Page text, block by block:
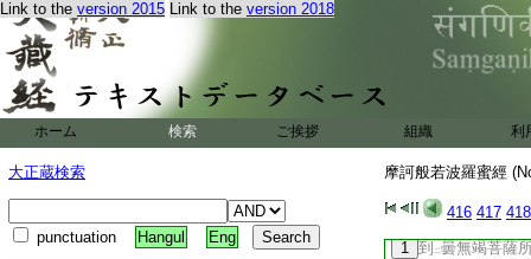
Link to the version 2015 Link to the version 2018
ホーム 検索 ご挨拶 組織 利
大正蔵検索
punctuation Hangul Eng
摩訶般若波羅蜜經
416 417 418
母。能生 諸佛一攝
成二 就一切功徳
何處
。釋提桓
寳大床。四寳小床一
薩陀波崙與
長者女
羅蜜 。一分供 養
薩陀波崙菩薩與二
五
蓋伎樂及諸珍寳 。
1 到 二曇無竭菩薩